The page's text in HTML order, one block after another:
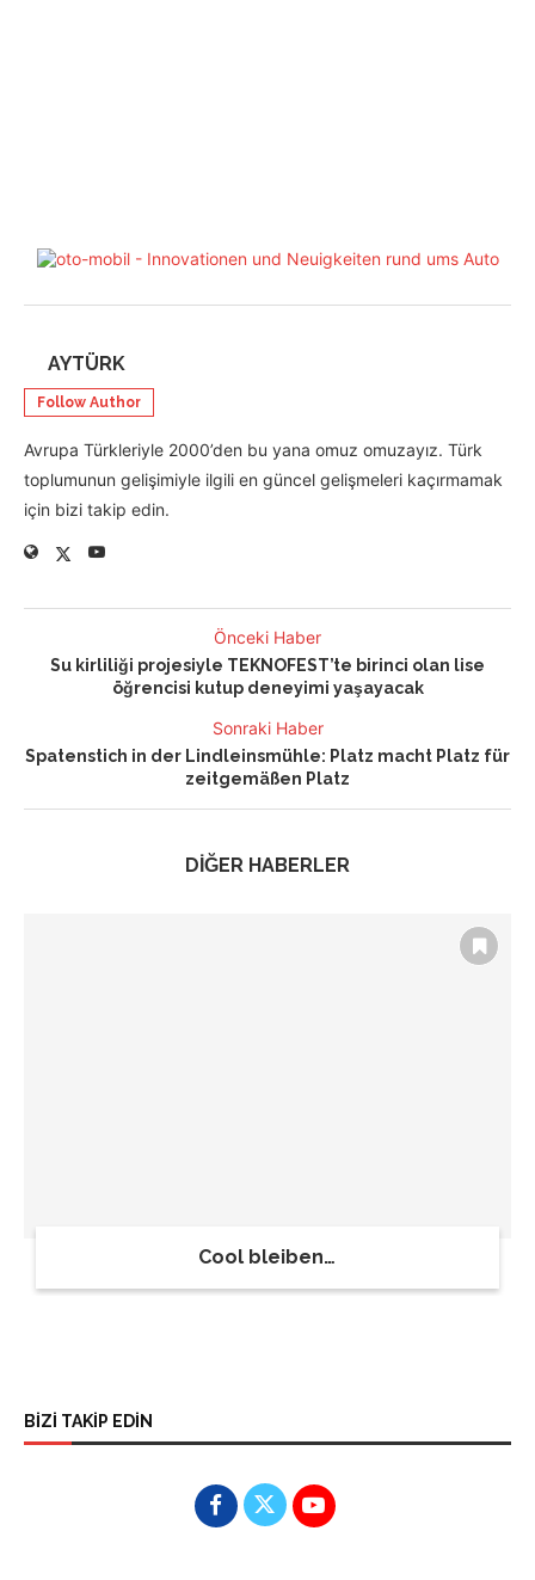
AYTÜRK
Follow Author
Avrupa Türkleriyle 2000’den bu yana omuz omuzayız. Türk
toplumunun gelişimiyle ilgili en güncel gelişmeleri kaçırmamak
için bizi takip edin.
Önceki Haber
Su kirliliği projesiyle TEKNOFEST’te birinci olan lise
öğrencisi kutup deneyimi yaşayacak
Sonraki Haber
Spatenstich in der Lindleinsmühle: Platz macht Platz für
zeitgemäßen Platz
DİĞER HABERLER
Cool bleiben…
BİZİ TAKİP EDİN